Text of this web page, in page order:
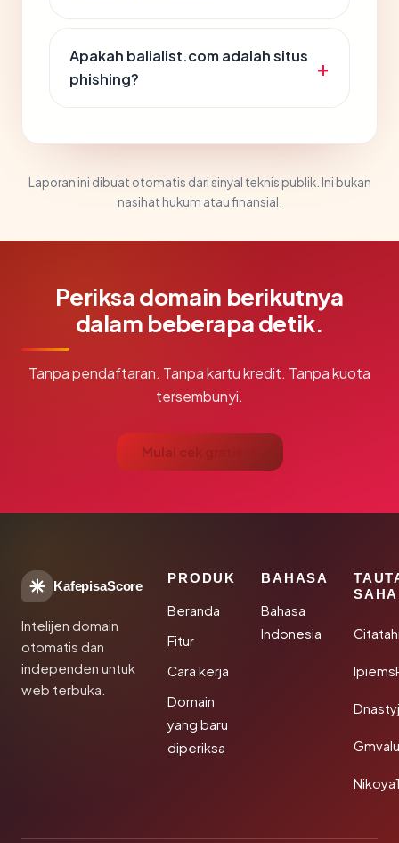
Apakah balialist.com adalah situs
phishing?
Laporan ini dibuat otomatis dari sinyal teknis publik. Ini bukan
nasihat hukum atau finansial.
Periksa domain berikutnya
dalam beberapa detik.
Tanpa pendaftaran. Tanpa kartu kredit. Tanpa kuota
tersembunyi.
Mulai cek gratis →
KafepisaScore
Intelijen domain
otomatis dan
independen untuk
web terbuka.
PRODUK
Beranda
Fitur
Cara kerja
Domain
yang baru
diperiksa
BAHASA
Bahasa
Indonesia